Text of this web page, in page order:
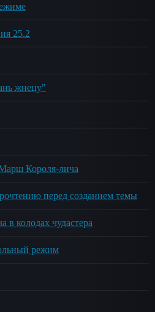
25.2
жнецу"
Короля-лича
перед созданием темы
в колодах чудастера
режим